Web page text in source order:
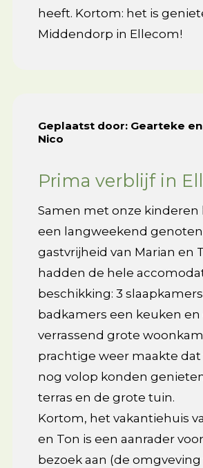
heeft. Kortom: het is
Middendorp in Ellecom!
Geplaatst door: Gearteke en
Nico
Prima verblijf in
Samen met onze kinderen
een langweekend
gastvrijheid van Marian en
hadden de hele
beschikking: 3
badkamers een keuken en
verrassend grote
prachtige weer maakte dat
nog volop konden
terras en de grote tuin.
Kortom, het vakantiehuis
en Ton is een aanrader
bezoek aan (de omgveving